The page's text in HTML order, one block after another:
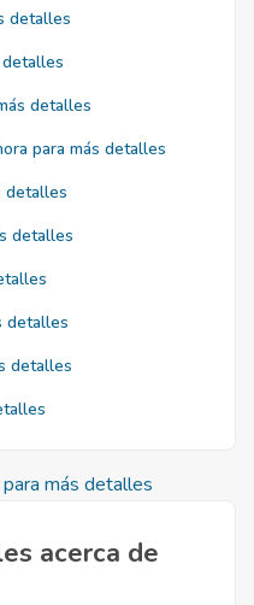
detalles
detalles
detalles
para más detalles
detalles
detalles
detalles
detalles
más detalles
acerca de